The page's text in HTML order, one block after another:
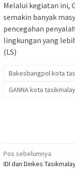
Melalui kegiatan ini,
semakin banyak
pencegahan
lingkungan yang
(LS)
Bakesbangpol kota
GANNA kota
Navigasi
Pos sebelumnya
IDI dan Dinkes